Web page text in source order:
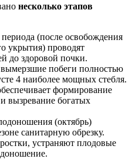
несколько этапов
(после освобождения
укрытия) проводят
до здоровой почки.
побеги полностью
4 наиболее мощных стебля.
формирование
вызревание богатых
(октябрь)
санитарную обрезку.
устраняют плодовые